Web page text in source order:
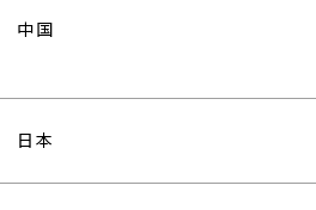
中国
日本